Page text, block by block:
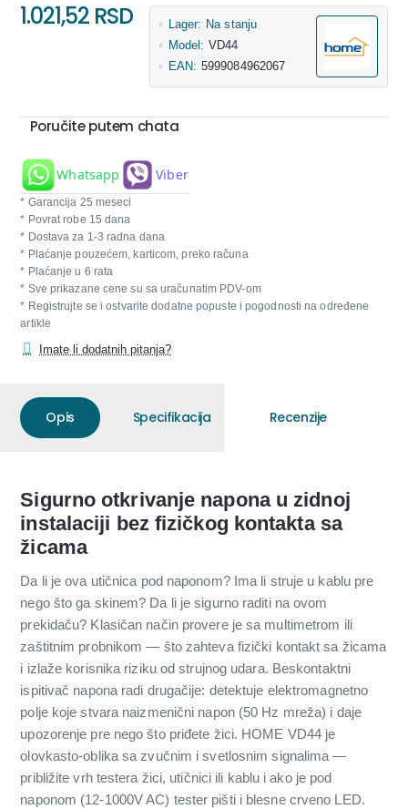
1.021,52 RSD Lager: Na stanju
Model: VD44
EAN: 5999084962067
Poručite putem chata
Whatsapp Viber
* Garancija 25 meseci
* Povrat robe 15 dana
* Dostava za 1-3 radna dana
* Plaćanje pouzećem, karticom, preko računa
* Plaćanje u 6 rata
* Sve prikazane cene su sa uračunatim PDV-om
* Registrujte se i ostvarite dodatne popuste i pogodnosti na određene
artikle
Imate li dodatnih pitanja?
Opis Specifikacija Recenzije
Sigurno otkrivanje napona u zidnoj
instalaciji bez fizičkog kontakta sa
žicama
Da li je ova utičnica pod naponom? Ima li struje u kablu pre
nego što ga skinem? Da li je sigurno raditi na ovom
prekidaču? Klasičan način provere je sa multimetrom ili
zaštitnim probnikom — što zahteva fizički kontakt sa žicama
i izlaže korisnika riziku od strujnog udara. Beskontaktni
ispitivač napona radi drugačije: detektuje elektromagnetno
polje koje stvara naizmenični napon (50 Hz mreža) i daje
upozorenje pre nego što priđete žici. HOME VD44 je
olovkasto-oblika sa zvučnim i svetlosnim signalima —
približite vrh testera žici, utičnici ili kablu i ako je pod
naponom (12-1000V AC) tester pišti i blesne crveno LED.